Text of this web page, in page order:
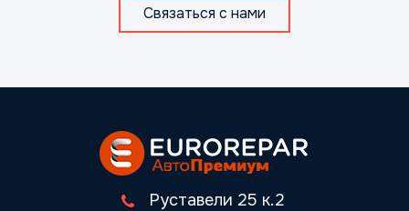
Связаться с нами
Руставели 25 к.2